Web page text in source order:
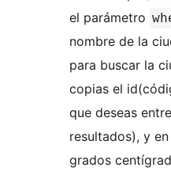
el parámetro
nombre de la
para buscar la
copias el
que deseas
resultados), y en
grados